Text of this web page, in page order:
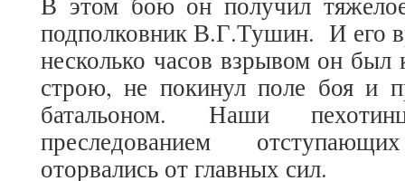
подполковник В.Г.Тушин. И его
несколько часов взрывом он был
строю, не покинул поле боя и
батальоном. Наши
преследованием
оторвались от главных сил.